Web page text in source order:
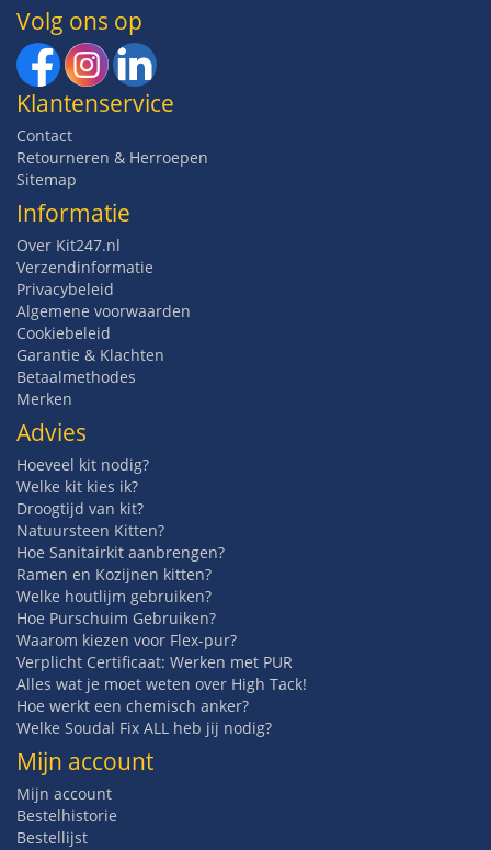
Volg ons op
Klantenservice
Contact
Retourneren & Herroepen
Sitemap
Informatie
Over Kit247.nl
Verzendinformatie
Privacybeleid
Algemene voorwaarden
Cookiebeleid
Garantie & Klachten
Betaalmethodes
Merken
Advies
Hoeveel kit nodig?
Welke kit kies ik?
Droogtijd van kit?
Natuursteen Kitten?
Hoe Sanitairkit aanbrengen?
Ramen en Kozijnen kitten?
Welke houtlijm gebruiken?
Hoe Purschuim Gebruiken?
Waarom kiezen voor Flex-pur?
Verplicht Certificaat: Werken met PUR
Alles wat je moet weten over High Tack!
Hoe werkt een chemisch anker?
Welke Soudal Fix ALL heb jij nodig?
Mijn account
Mijn account
Bestelhistorie
Bestellijst